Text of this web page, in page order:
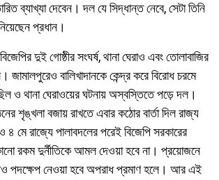
ব্যাখ্যা দেবেন। দল যে সিদ্ধান্ত নেবে, সেটা তিনি
প্রধান।
দুই গোষ্ঠীর সংঘর্ষ, থানা ঘেরাও এবং তোলাবাজির
বালিখাদানকে কেন্দ্র করে বিরোধ চরমে
ও থানা ঘেরাওয়ের ঘটনায় অস্বস্তিতে পড়ে দল।
শৃঙ্খলা বজায় রাখতে এবার কঠোর বার্তা দিল রাজ্য
মে রাজ্যে পালাবদলের পরেই বিজেপি সরকারের
রকম দুর্নীতিকে আমল দেওয়া হবে না। প্রয়োজনে
পদক্ষেপ নেওয়া হবে অপরাধ প্রমাণ হলে। আর এই